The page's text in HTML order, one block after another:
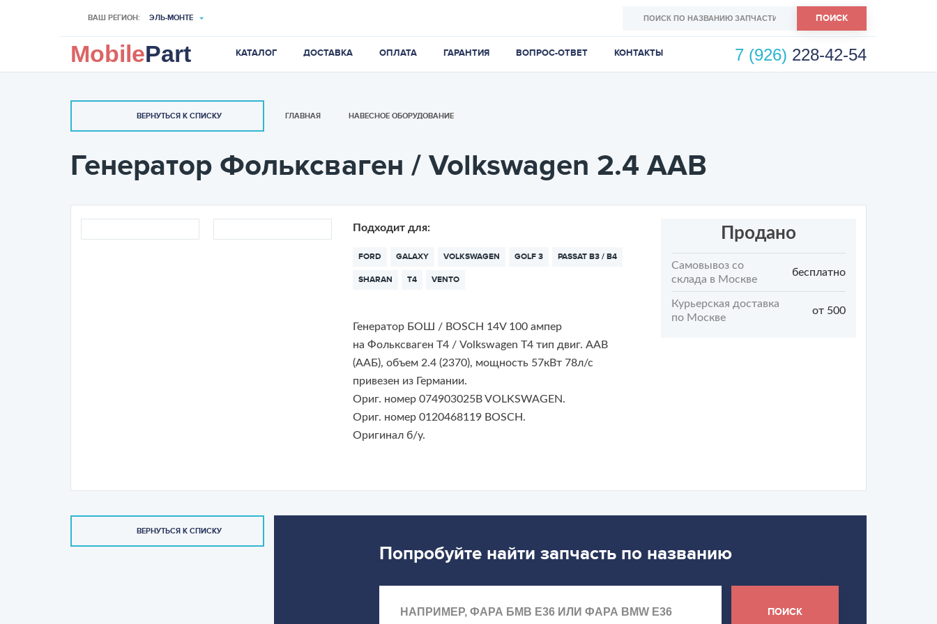
ВАШ РЕГИОН: ЭЛЬ-МОНТЕ ПОИСК
MobilePart КАТАЛОГ ДОСТАВКА ОПЛАТА ГАРАНТИЯ ВОПРОС-ОТВЕТ КОНТАКТЫ 7 (926) 228-42-54
ВЕРНУТЬСЯ К СПИСКУ ГЛАВНАЯ НАВЕСНОЕ ОБОРУДОВАНИЕ
Генератор Фольксваген / Volkswagen 2.4 AAB
Подходит для:
FORD GALAXY VOLKSWAGEN GOLF 3 PASSAT B3 / B4
SHARAN T4 VENTO
Генератор БОШ / BOSCH 14V 100 ампер
на Фольксваген Т4 / Volkswagen T4 тип двиг. AAB
(ААБ), объем 2.4 (2370), мощность 57кВт 78л/с
привезен из Германии.
Ориг. номер074903025BVOLKSWAGEN.
Ориг. номер 0120468119 BOSCH.
Оригинал б/у.
Продано
Самовывоз со
склада в Москве
бесплатно
Курьерская доставка
по Москве
от 500
ВЕРНУТЬСЯ К СПИСКУ
Попробуйте найти запчасть по названию
ПОИСК